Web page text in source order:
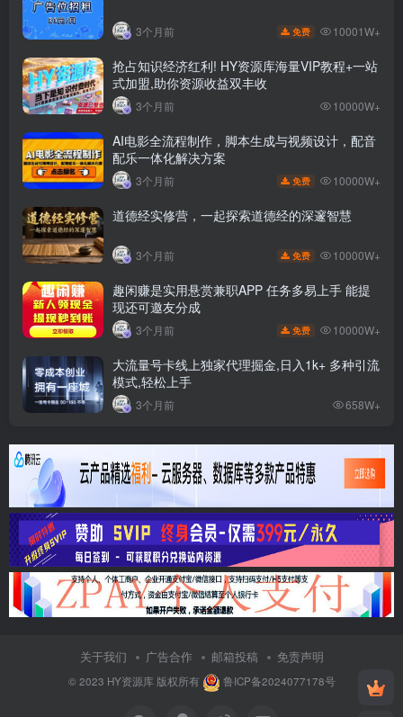
3个月前 免费 10001W+
抢占知识经济红利! HY资源库海量VIP教程+一站
式加盟,助你资源收益双丰收
3个月前 10000W+
AI电影全流程制作，脚本生成与视频设计，配音
配乐一体化解决方案
3个月前 免费 10000W+
道德经实修营，一起探索道德经的深邃智慧
3个月前 免费 10000W+
趣闲赚是实用悬赏兼职APP 任务多易上手 能提
现还可邀友分成
3个月前 免费 10000W+
大流量号卡线上独家代理掘金,日入1k+ 多种引流
模式,轻松上手
3个月前 658W+
关于我们 广告合作 邮箱投稿 免责声明
© 2023 HY资源库版权所有 鲁ICP备2024077178号